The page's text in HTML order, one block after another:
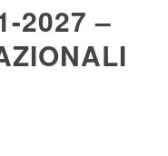
2027 –